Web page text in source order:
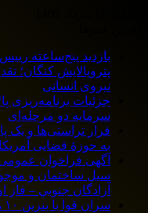
بازدید پنج‌ساعته
پتروپالایش کنگان؛
نیروی انسانی
جزئیات برنامه‌ریزی
سرمایه دو مرحله‌ای
فرار تراستی‌ها و یک
به حوزۀ قضایی آمریکا
آگهی فراخوان
سیل ساختمان و
آزادگان جنوبي – فاز
سران قوا با بنزین ۱۰ هزار تومانی موافقت کردند